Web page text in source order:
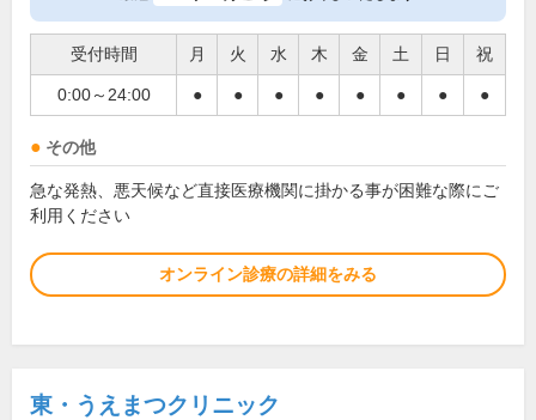
受付時間 月 火 水 木 金 土 日 祝
0:00～24:00 ● ● ● ● ● ● ● ●
その他
急な発熱、悪天候など直接医療機関に掛かる事が困難な際にご
利用ください
オンライン診療の詳細をみる
東・うえまつクリニック